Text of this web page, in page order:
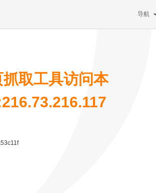
导航
取工具访问本